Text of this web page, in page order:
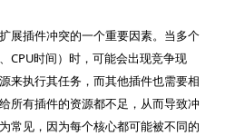
展插件冲突的一个重要因素。当多个
CPU时间）时，可能会出现竞争现
来执行其任务，而其他插件也需要相
所有插件的资源都不足，从而导致冲
常见，因为每个核心都可能被不同的